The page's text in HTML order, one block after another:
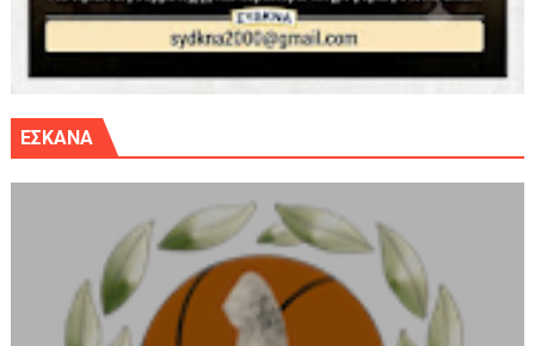
ΕΣΚΑΝΑ